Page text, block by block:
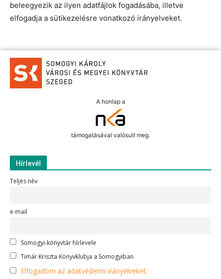
beleegyezik az ilyen adatfájlok fogadásába, illetve
elfogadja a sütikezelésre vonatkozó irányelveket.
A honlap a
támogatásával valósult meg.
Hírlevél
Teljes név
e-mail
Somogyi-könyvtár hírlevele
Timár Kriszta Könyvklubja a Somogyiban
Elfogadom az adatvédelmi irányelveket.